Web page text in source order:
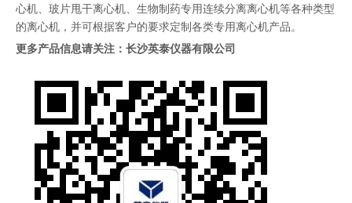
心机、玻片甩干离心机、生物制药专用连续分离离心机等各种类型
的离心机，并可根据客户的要求定制各类专用离心机产品。
更多产品信息请关注：长沙英泰仪器有限公司